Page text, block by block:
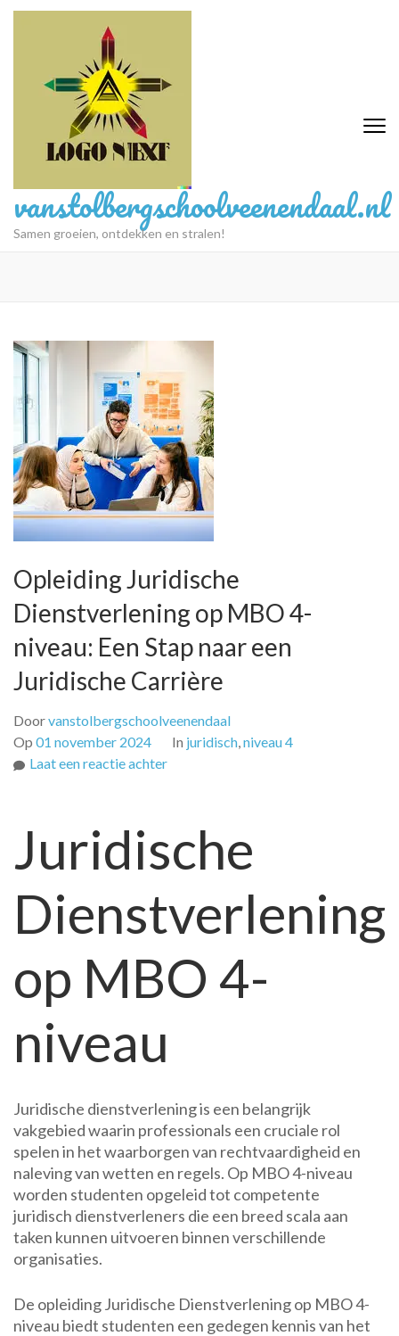
Ga
vanstolbergschoolveenendaal.nl
Samen groeien, ontdekken en stralen!
Opleiding Juridische
Dienstverlening op MBO 4-
niveau: Een Stap naar een
Juridische Carrière
Doorvanstolbergschoolveenendaal
Op 01 november 2024 In juridisch,niveau 4
Laat een reactie achterop
Dienstverlening
op
MBO
niveau:
Een
naar
een
Juridische
Dienstverlening
op MBO 4-
niveau
Juridische dienstverlening is een belangrijk
vakgebied waarin professionals een cruciale rol
spelen in het waarborgen van rechtvaardigheid en
naleving van wetten en regels. Op MBO 4-niveau
worden studenten opgeleid tot competente
juridisch dienstverleners die een breed scala aan
taken kunnen uitvoeren binnen verschillende
organisaties.
De opleiding Juridische Dienstverlening op MBO 4-
niveau biedt studenten een gedegen kennis van het